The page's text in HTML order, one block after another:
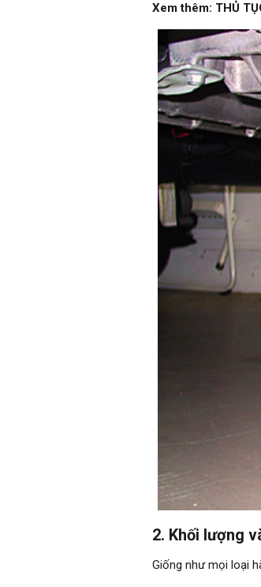
Xem thêm: THỦ
2. Khối lượng
Giống như mọi loại